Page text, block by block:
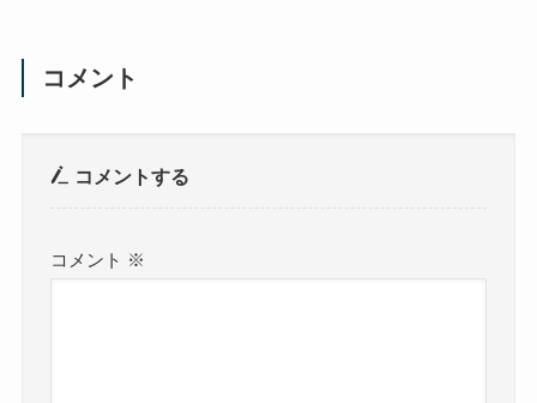
コメント
コメントする
コメント ※